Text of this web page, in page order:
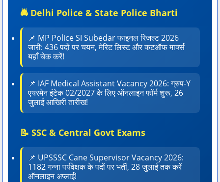
🚔 Delhi Police & State Police Bharti
📌 MP Police SI Subedar फाइनल रिजल्ट 2026
जारी: 436 पदों पर चयन, मेरिट लिस्ट और कटऑफ मार्क्स
यहाँ चेक करें!
📌 IAF Medical Assistant Vacancy 2026: ग्रुप-Y
एयरमेन इंटेक 02/2027 के लिए ऑनलाइन फॉर्म शुरू, 26
जुलाई आखिरी तारीख!
📝 SSC & Central Govt Exams
📌 UPSSSC Cane Supervisor Vacancy 2026:
1182 गन्ना पर्यवेक्षक के पदों पर भर्ती, 28 जुलाई तक करें
ऑनलाइन अप्लाई!